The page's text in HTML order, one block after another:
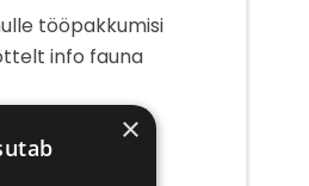
tööpakkumisi
info fauna
×